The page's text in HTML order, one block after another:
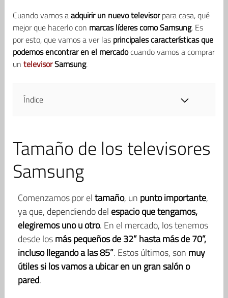
Cuando vamos aadquirir un nuevo televisorpara casa, qué
mejor que hacerlo con marcas líderes como Samsung. Es
por esto, que vamos a ver las principales características que
podemos encontrar en el mercadocuando vamos a comprar
un televisorSamsung.
Índice
Tamaño de los televisores
Samsung
Comenzamos por eltamaño, un punto importante,
ya que, dependiendo del espacio que tengamos,
elegiremos uno u otro. En el mercado, los tenemos
desde losmás pequeños de 32” hasta más de 70”,
incluso llegando a las 85”. Estos últimos, son muy
útiles si los vamos a ubicar en un gran salón o
pared.